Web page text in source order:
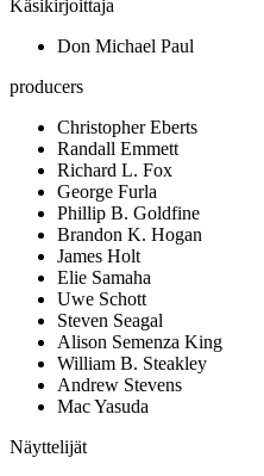
Käsikirjoittaja
Don Michael Paul
producers
Christopher Eberts
Randall Emmett
Richard L. Fox
George Furla
Phillip B. Goldfine
Brandon K. Hogan
James Holt
Elie Samaha
Uwe Schott
Steven Seagal
Alison Semenza King
William B. Steakley
Andrew Stevens
Mac Yasuda
Näyttelijät